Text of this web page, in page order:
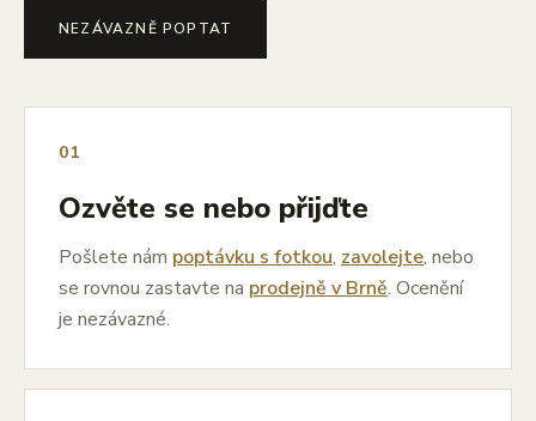
NEZÁVAZNĚ POPTAT
01
Ozvěte se nebo přijďte
Pošlete nám poptávku s fotkou, zavolejte, nebo
se rovnou zastavte na prodejně v Brně. Ocenění
je nezávazné.